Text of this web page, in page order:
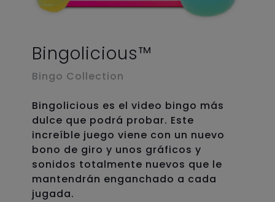
Bingolicious™
Bingo Collection
Bingolicious es el video bingo más
dulce que podrá probar. Este
increíble juego viene con un nuevo
bono de giro y unos gráficos y
sonidos totalmente nuevos que le
mantendrán enganchado a cada
jugada.